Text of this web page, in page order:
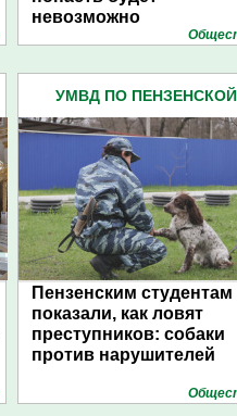
невозможно
УМВД ПО ПЕНЗЕНСКОЙ
Пензенским студентам
показали, как ловят
преступников: собаки
против нарушителей